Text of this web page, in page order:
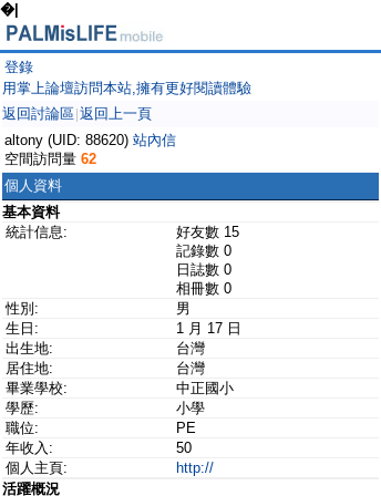
�|
登錄
用掌上論壇訪問本站,擁有更好閱讀體驗
返回討論區 返回上一頁
altony (UID: 88620) 站內信
空間訪問量 62
個人資料
基本資料
統計信息:
好友數 15
記錄數 0
日誌數 0
相冊數 0
性別:
男
生日:
1 月 17 日
出生地:
台灣
居住地:
台灣
畢業學校:
中正國小
學歷:
小學
職位:
PE
年收入:
50
個人主頁:
http://
活躍概況